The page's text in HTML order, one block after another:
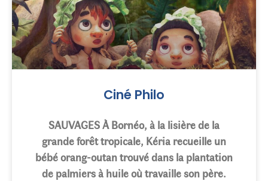
Ciné Philo
SAUVAGES À Bornéo, à la lisière de la
grande forêt tropicale, Kéria recueille un
bébé orang-outan trouvé dans la plantation
de palmiers à huile où travaille son père.